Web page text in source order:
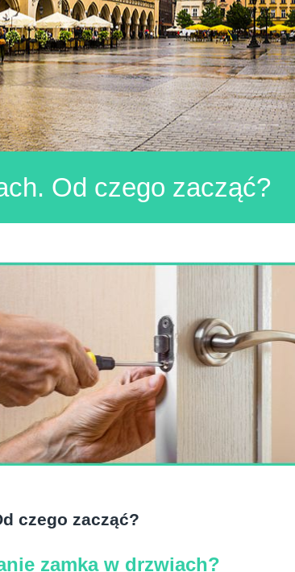
Od czego zacząć?
czego zacząć?
zamka w drzwiach?